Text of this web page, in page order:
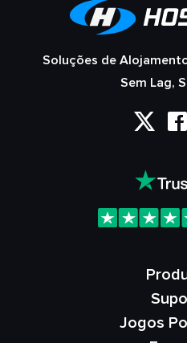
Soluções de
Sem Lag,
Jogos